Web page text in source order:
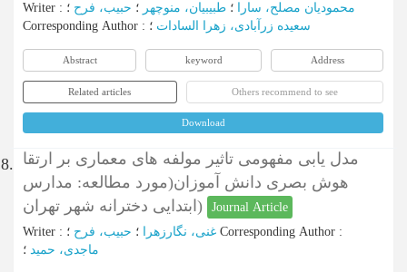
Writer : محمودیان مصلح، سارا ؛ طبیبیان، منوچهر ؛ حبیب، فرح ؛
Corresponding Author : سعیده زرآبادی، زهرا السادات ؛
Abstract keyword Address
Related articles Others recommend to see
Download
8. مدل یابی مفهومی تاثیر مولفه های معماری بر ارتقا
هوش بصری دانش آموزان(مورد مطالعه: مدارس
ابتدایی دخترانه شهر تهران)
Journal Article
Writer : غنی، نگارزهرا ؛ حبیب، فرح Corresponding Author :
ماجدی، حمید ؛